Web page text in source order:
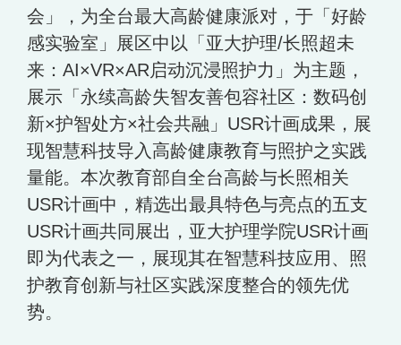
会」，为全台最大高龄健康派对，于「好龄
感实验室」展区中以「亚大护理/长照超未
来：AI×VR×AR启动沉浸照护力」为主题，
展示「永续高龄失智友善包容社区：数码创
新×护智处方×社会共融」USR计画成果，展
现智慧科技导入高龄健康教育与照护之实践
量能。本次教育部自全台高龄与长照相关
USR计画中，精选出最具特色与亮点的五支
USR计画共同展出，亚大护理学院USR计画
即为代表之一，展现其在智慧科技应用、照
护教育创新与社区实践深度整合的领先优
势。